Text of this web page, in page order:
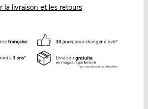
la livraison et les retours